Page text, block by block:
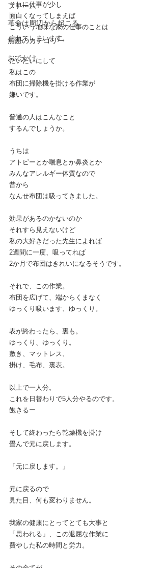
ファーム
革命は周辺から起こる
無題のカテゴリー
おでかけ
それに仕事が少し
面白くなってしまえば
こういう地味な家の仕事のことは
忘れてしまいます。
だいたいにして
私はこの
布団に掃除機を掛ける作業が
嫌いです。
普通の人はこんなこと
するんでしょうか。
うちは
アトピーとか喘息とか鼻炎とか
みんなアレルギー体質なので
昔から
なんせ布団は吸ってきました。
効果があるのかないのか
それすら見えないけど
私の大好きだった先生によれば
2週間に一度、吸ってれば
2か月で布団はきれいになるそうです。
それで、この作業。
布団を広げて、端からくまなく
ゆっくり吸います、ゆっくり。
表が終わったら、裏も。
ゆっくり、ゆっくり。
敷き、マットレス、
掛け、毛布、裏表。
以上で一人分。
これを日替わりで5人分やるのです。
飽きるー
そして終わったら乾燥機を掛け
畳んで元に戻します。
「元に戻します。」
元に戻るので
見た目、何も変わりません。
我家の健康にとってとても大事と
「思われる」、この退屈な作業に
費やした私の時間と労力。